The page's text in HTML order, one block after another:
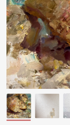
Каталог
О нас
События
Другие проекты